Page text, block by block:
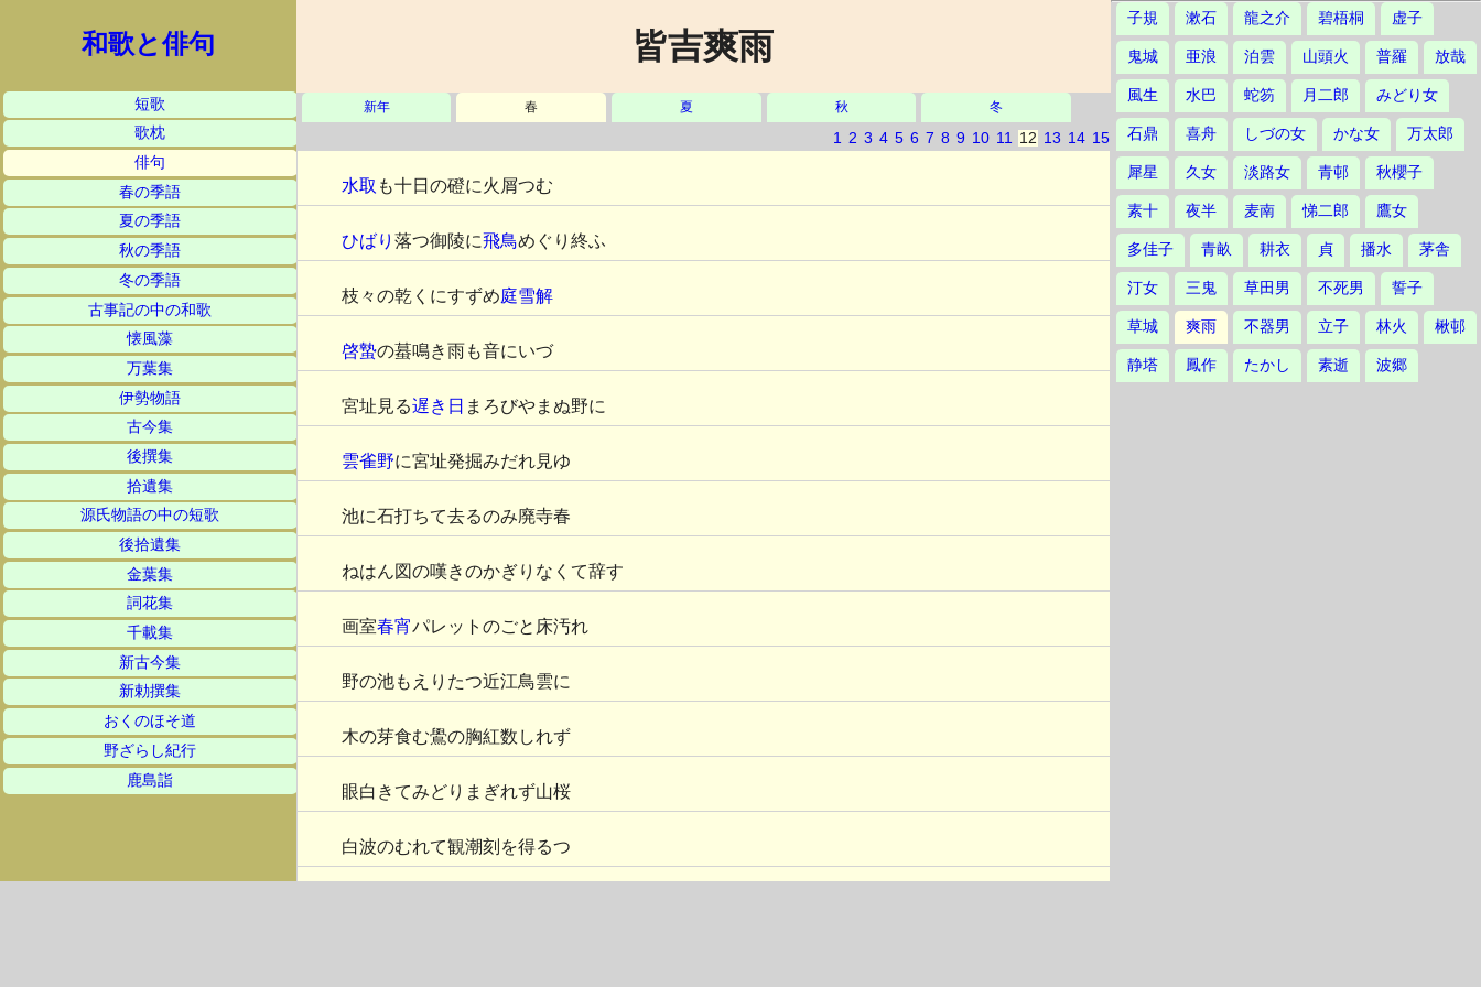
和歌と俳句
短歌
歌枕
俳句
春の季語
夏の季語
秋の季語
冬の季語
古事記の中の和歌
懐風藻
万葉集
伊勢物語
古今集
後撰集
拾遺集
源氏物語の中の短歌
後拾遺集
金葉集
詞花集
千載集
新古今集
新勅撰集
おくのほそ道
野ざらし紀行
鹿島詣
皆吉爽雨
新年 春 夏 秋 冬
1 2 3 4 5 6 7 8 9 10 11 12 13 14 15
水取 も十日の磴に火屑つむ
ひばり 落つ御陵に飛鳥めぐり終ふ
枝々の乾くにすずめ庭雪解
啓蟄の蟇鳴き雨も音にいづ
宮址見る遅き日 まろびやまぬ野に
雲雀野に宮址発掘みだれ見ゆ
池に石打ちて去るのみ廃寺春
ねはん図の嘆きのかぎりなくて辞す
画室春宵パレットのごと床汚れ
野の池もえりたつ近江鳥雲に
木の芽食む鷽の胸紅数しれず
眼白きてみどりまぎれず山桜
白波のむれて観潮刻を得るつ
子規 漱石 龍之介 碧梧桐 虚子
鬼城 亜浪 泊雲 山頭火 普羅 放哉
風生 水巴 蛇笏 月二郎 みどり女
石鼎 喜舟 しづの女 かな女 万太郎
犀星 久女 淡路女 青邨 秋櫻子
素十 夜半 麦南 悌二郎 鷹女
多佳子 青畝 耕衣 貞 播水 茅舎
汀女 三鬼 草田男 不死男 誓子
草城 爽雨 不器男 立子 林火 楸邨
静塔 鳳作 たかし 素逝 波郷